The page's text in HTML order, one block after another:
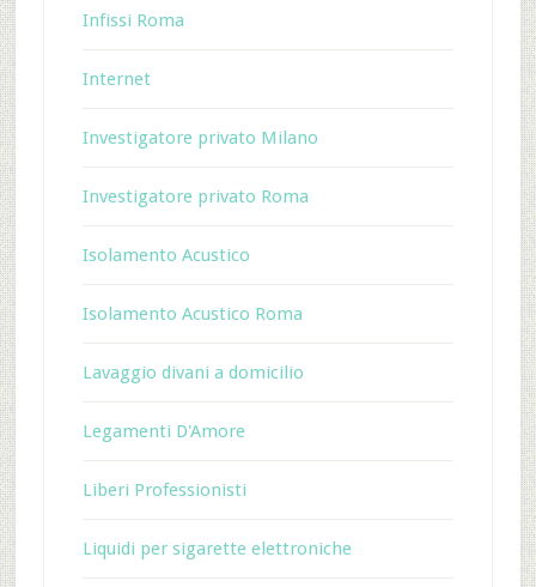
Infissi Roma
Internet
Investigatore privato Milano
Investigatore privato Roma
Isolamento Acustico
Isolamento Acustico Roma
Lavaggio divani a domicilio
Legamenti D'Amore
Liberi Professionisti
Liquidi per sigarette elettroniche